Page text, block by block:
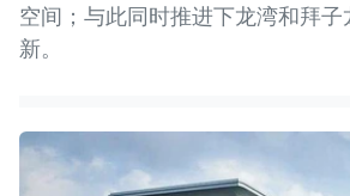
空间；与此同时推进下龙湾和拜
新。